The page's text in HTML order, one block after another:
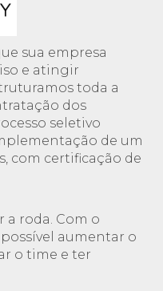
sua empresa
e atingir
toda a
dos
seletivo
de um
com certificação de
a roda. Com o
aumentar o
o time e ter